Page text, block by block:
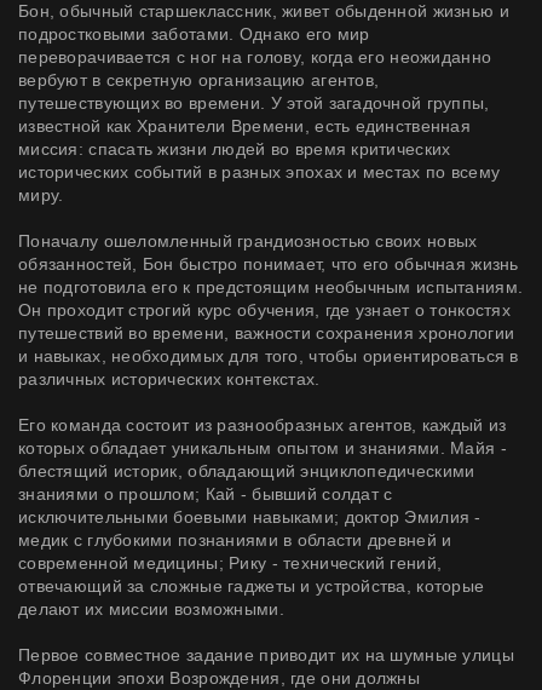
Бон, обычный старшеклассник, живет обыденной жизнью и
подростковыми заботами. Однако его мир
переворачивается с ног на голову, когда его неожиданно
вербуют в секретную организацию агентов,
путешествующих во времени. У этой загадочной группы,
известной как Хранители Времени, есть единственная
миссия: спасать жизни людей во время критических
исторических событий в разных эпохах и местах по всему
миру.
Поначалу ошеломленный грандиозностью своих новых
обязанностей, Бон быстро понимает, что его обычная жизнь
не подготовила его к предстоящим необычным испытаниям.
Он проходит строгий курс обучения, где узнает о тонкостях
путешествий во времени, важности сохранения хронологии
и навыках, необходимых для того, чтобы ориентироваться в
различных исторических контекстах.
Его команда состоит из разнообразных агентов, каждый из
которых обладает уникальным опытом и знаниями. Майя -
блестящий историк, обладающий энциклопедическими
знаниями о прошлом; Кай - бывший солдат с
исключительными боевыми навыками; доктор Эмилия -
медик с глубокими познаниями в области древней и
современной медицины; Рику - технический гений,
отвечающий за сложные гаджеты и устройства, которые
делают их миссии возможными.
Первое совместное задание приводит их на шумные улицы
Флоренции эпохи Возрождения, где они должны